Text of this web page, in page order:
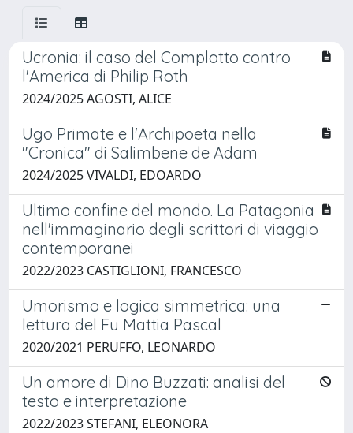
Ucronia: il caso del Complotto contro
l'America di Philip Roth
2024/2025 AGOSTI, ALICE
Ugo Primate e l'Archipoeta nella
"Cronica" di Salimbene de Adam
2024/2025 VIVALDI, EDOARDO
Ultimo confine del mondo. La Patagonia
nell'immaginario degli scrittori di viaggio
contemporanei
2022/2023 CASTIGLIONI, FRANCESCO
Umorismo e logica simmetrica: una
lettura del Fu Mattia Pascal
2020/2021 PERUFFO, LEONARDO
Un amore di Dino Buzzati: analisi del
testo e interpretazione
2022/2023 STEFANI, ELEONORA